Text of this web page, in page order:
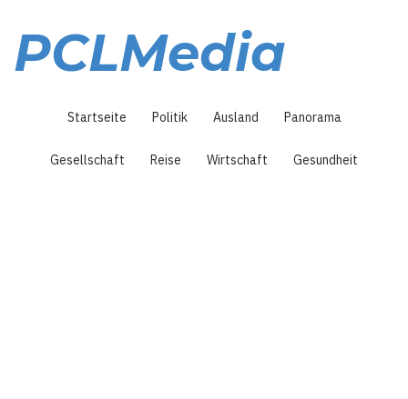
Inhalt
PCLMedia
Startseite Politik Ausland Panorama
Gesellschaft Reise Wirtschaft Gesundheit